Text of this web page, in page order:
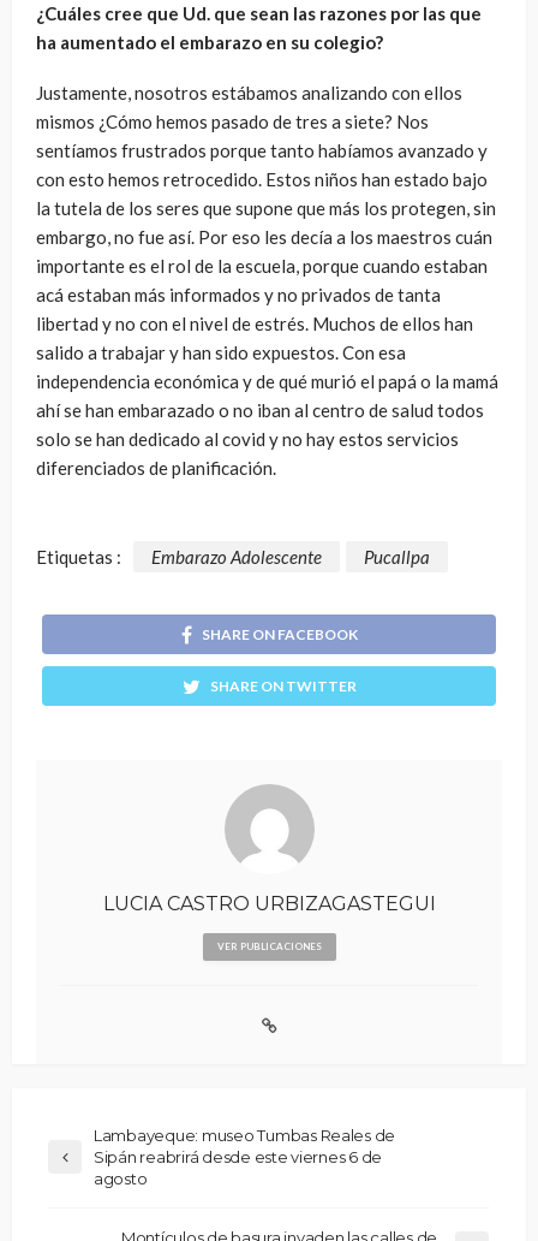
¿Cuáles cree que Ud. que sean las razones por las que
ha aumentado el embarazo en su colegio?
Justamente, nosotros estábamos analizando con ellos
mismos ¿Cómo hemos pasado de tres a siete? Nos
sentíamos frustrados porque tanto habíamos avanzado y
con esto hemos retrocedido. Estos niños han estado bajo
la tutela de los seres que supone que más los protegen, sin
embargo, no fue así. Por eso les decía a los maestros cuán
importante es el rol de la escuela, porque cuando estaban
acá estaban más informados y no privados de tanta
libertad y no con el nivel de estrés. Muchos de ellos han
salido a trabajar y han sido expuestos. Con esa
independencia económica y de qué murió el papá o la mamá
ahí se han embarazado o no iban al centro de salud todos
solo se han dedicado al covid y no hay estos servicios
diferenciados de planificación.
Etiquetas : Embarazo Adolescente Pucallpa
SHARE ON FACEBOOK
SHARE ON TWITTER
LUCIA CASTRO URBIZAGASTEGUI
VER PUBLICACIONES
Lambayeque: museo Tumbas Reales de
Sipán reabrirá desde este viernes 6 de
agosto
Montículos de basura invaden las calles de